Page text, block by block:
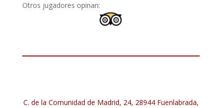
Otros jugadores opinan:
C. de la Comunidad de Madrid, 24, 28944 Fuenlabrada,